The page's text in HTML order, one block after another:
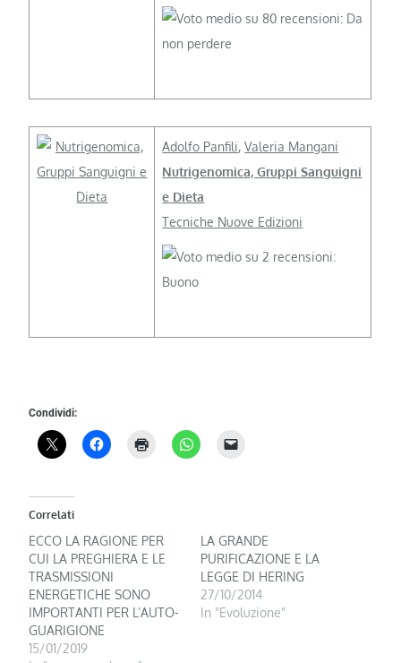
Adolfo Panfili,Valeria Mangani
Nutrigenomica, Gruppi Sanguigni
e Dieta
Tecniche Nuove Edizioni
Condividi:
Correlati
ECCO LA RAGIONE PER
CUI LA PREGHIERA E LE
TRASMISSIONI
ENERGETICHE SONO
IMPORTANTI PER L’AUTO-
GUARIGIONE
15/01/2019
LA GRANDE
PURIFICAZIONE E LA
LEGGE DI HERING
27/10/2014
In "Evoluzione"